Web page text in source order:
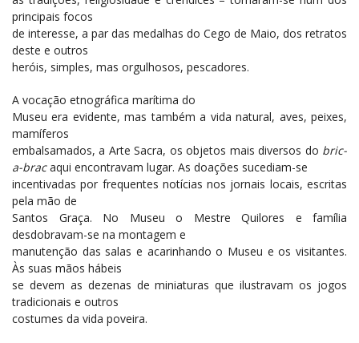
principais focos
de interesse, a par das medalhas do Cego de Maio, dos retratos
deste e outros
heróis, simples, mas orgulhosos, pescadores.
A vocação etnográfica marítima do
Museu era evidente, mas também a vida natural, aves, peixes,
mamíferos
embalsamados, a Arte Sacra, os objetos mais diversos do bric-
a-bracaqui encontravam lugar. As doações sucediam-se
incentivadas por frequentes notícias nos jornais locais, escritas
pela mão de
Santos Graça. No Museu o Mestre Quilores e família
desdobravam-se na montagem e
manutenção das salas e acarinhando o Museu e os visitantes.
Às suas mãos hábeis
se devem as dezenas de miniaturas que ilustravam os jogos
tradicionais e outros
costumes da vida poveira.